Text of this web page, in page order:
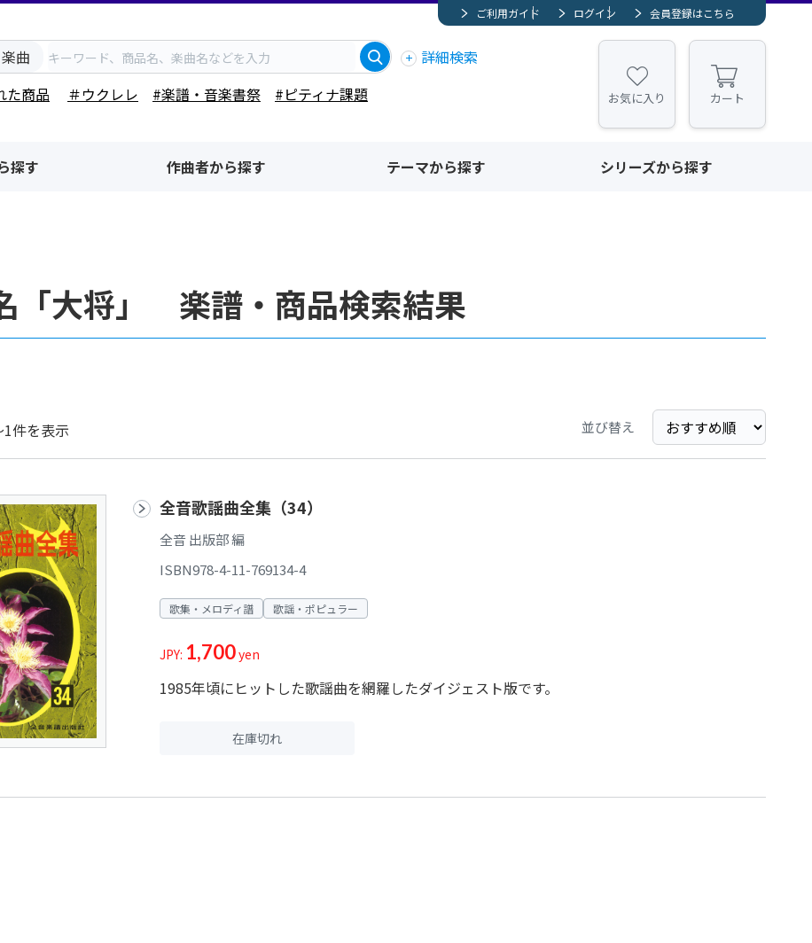
ご利用ガイド ログイン 会員登録はこちら
楽曲
詳細検索
た商品
＃ウクレレ #楽譜・音楽書祭
#ピティナ課題
お気に入り カート
探す 作曲者から探す テーマから探す シリーズから探す
「大将」 楽譜・商品検索結果
件を表示 並び替え
全音歌謡曲全集（34）
全音 出版部 編
ISBN978-4-11-769134-4
歌集・メロディ譜 歌謡・ポピュラー
JPY: 1,700yen
1985年頃にヒットした歌謡曲を網羅したダイジェスト版です。
在庫切れ